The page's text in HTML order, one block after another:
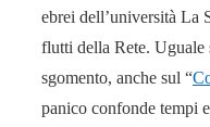
ebrei dell’università La
flutti della Rete. Uguale
sgomento, anche sul “
panico confonde tempi